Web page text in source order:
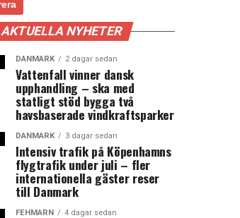
AKTUELLA NYHETER
DANMARK 2 dagar sedan
Vattenfall vinner dansk
upphandling – ska med
statligt stöd bygga två
havsbaserade vindkraftsparker
DANMARK 3 dagar sedan
Intensiv trafik på Köpenhamns
flygtrafik under juli – fler
internationella gäster reser
till Danmark
FEHMARN 4 dagar sedan